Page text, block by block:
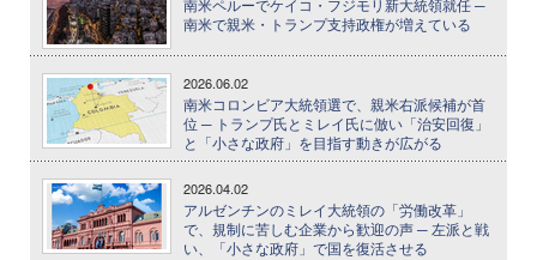
南米ペルーでケイコ・フジモリ新大統領就任 ─
南米で親米・トランプ支持政権が増えている
2026.06.02
南米コロンビア大統領選で、親米右派候補が首
位 ─ トランプ氏とミレイ氏に倣い「治安回復」
と「小さな政府」を目指す動きが広がる
2026.04.02
アルゼンチンのミレイ大統領の「労働改革」
で、規制に苦しむ企業から歓迎の声 ─ 左派と戦
い、「小さな政府」で国を復活させる